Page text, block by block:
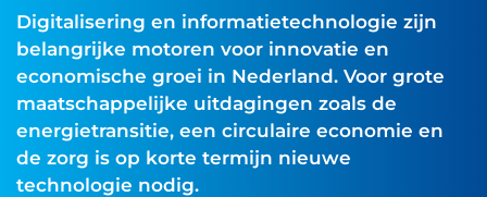
Digitalisering en informatietechnologie zijn
belangrijke motoren voor innovatie en
economische groei in Nederland. Voor grote
maatschappelijke uitdagingen zoals de
energietransitie, een circulaire economie en
de zorg is op korte termijn nieuwe
technologie nodig.